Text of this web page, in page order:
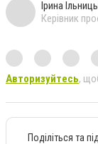
Ірина
Керівник
Авторизуйтесь,
Поділіться та